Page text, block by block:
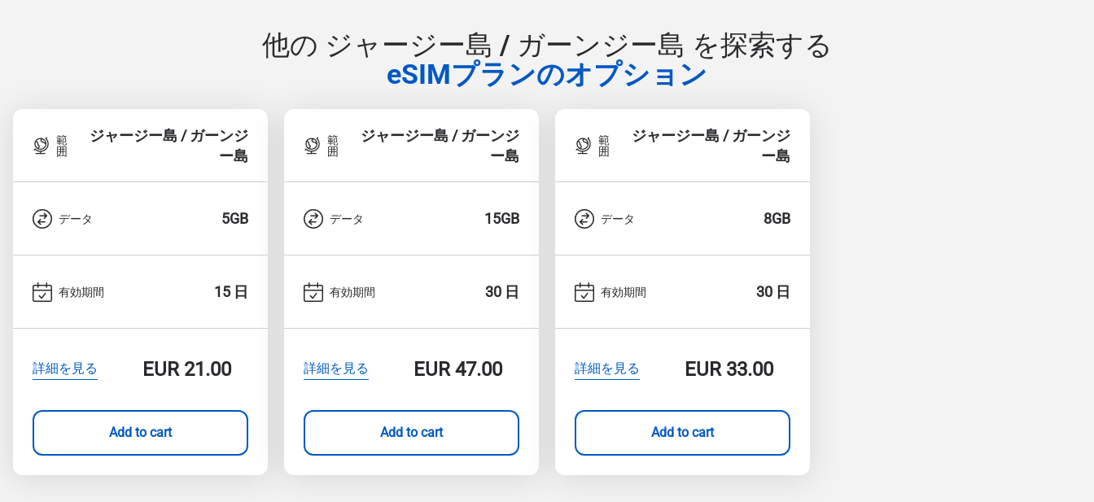
他の ジャージー島 / ガーンジー島 を探索する
eSIMプランのオプション
範
囲
ジャージー島 / ガーンジ
ー島
データ 5GB
有効期間 15 日
詳細を見る EUR21.00
Add to cart
範
囲
ジャージー島 / ガーンジ
ー島
データ 15GB
有効期間 30 日
詳細を見る EUR47.00
Add to cart
範
囲
ジャージー島 / ガーンジ
ー島
データ 8GB
有効期間 30 日
詳細を見る EUR33.00
Add to cart